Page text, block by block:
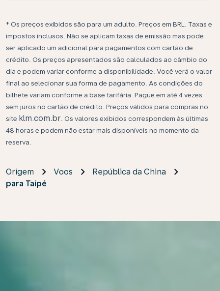
* Os preços exibidos são para um adulto. Preços em BRL. Taxas e
impostos inclusos. Não se aplicam taxas de emissão mas pode
ser aplicado um adicional para pagamentos com cartão de
crédito. Os preços apresentados são calculados ao câmbio do
dia e podem variar conforme a disponibilidade. Você verá o valor
final ao selecionar sua forma de pagamento. As condições do
bilhete variam conforme a base tarifária. Pague em até 4 vezes
sem juros no cartão de crédito. Preços válidos para compras no
site klm.com.br . Os valores exibidos correspondem às últimas
48 horas e podem não estar mais disponíveis no momento da
reserva.
Origem Voos
República da China
para Taipé